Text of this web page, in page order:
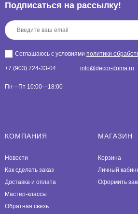
Подписаться на рассылкy!
Соглашаюсь с условиями политики
+7 (903) 724-33-04 info@decor-doma.ru
Пн—Пт 10:00—18:00
КОМПАНИЯ
Новости
Как сделать заказ
Доставка и оплата
Мастер-классы
Обратная связь
МАГАЗИН
Корзина
Личный
Оформить